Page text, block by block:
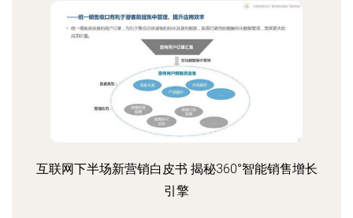
互联网下半场新营销白皮书 揭秘360°智能销售增长
引擎